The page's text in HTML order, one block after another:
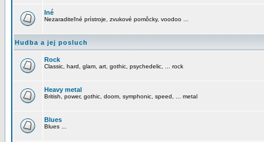
Iné
Nezaraditeľné prístroje, zvukové pomôcky, voodoo ...
Hudba a jej posluch
Rock
Classic, hard, glam, art, gothic, psychedelic, ... rock
Heavy metal
British, power, gothic, doom, symphonic, speed, ... metal
Blues
Blues ...